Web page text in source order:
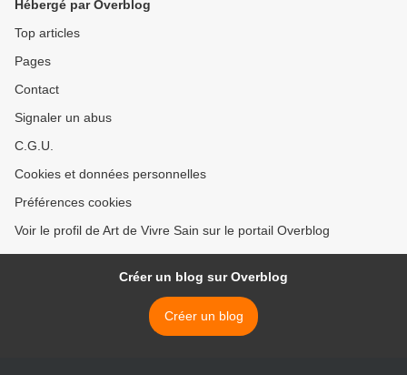
Hébergé par Overblog
Top articles
Pages
Contact
Signaler un abus
C.G.U.
Cookies et données personnelles
Préférences cookies
Voir le profil de Art de Vivre Sain sur le portail Overblog
Créer un blog sur Overblog
Créer un blog